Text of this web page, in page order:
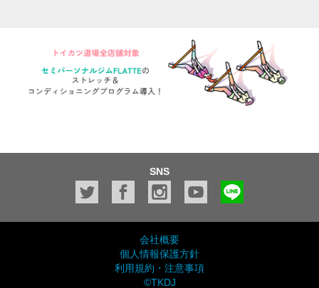
SNS
会社概要
個人情報保護方針
利用規約・注意事項
©TKDJ